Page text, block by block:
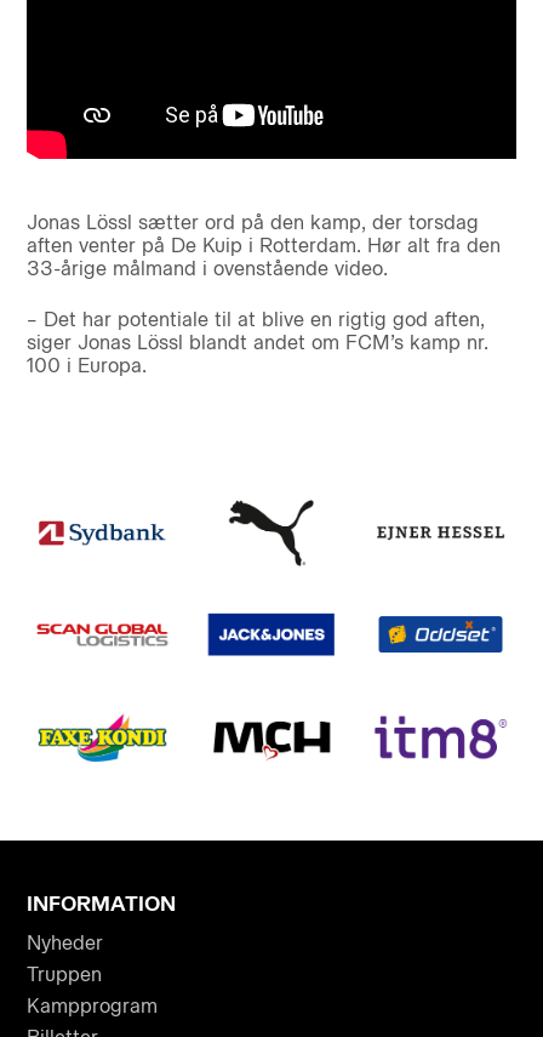
Jonas Lössl sætter ord på den kamp, der torsdag
aften venter på De Kuip i Rotterdam. Hør alt fra den
33-årige målmand i ovenstående video.
– Det har potentiale til at blive en rigtig god aften,
siger Jonas Lössl blandt andet om FCM’s kamp nr.
100 i Europa.
INFORMATION
Nyheder
Truppen
Kampprogram